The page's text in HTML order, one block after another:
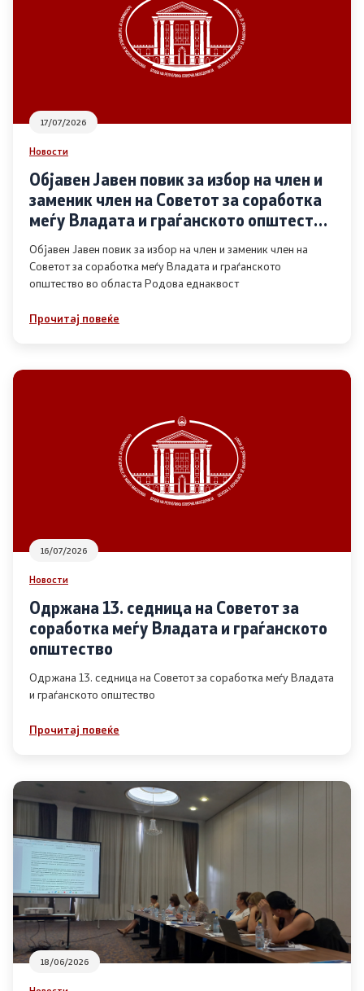
Основање на здружение
Дијалог меѓу Владата и граѓанскиот сектор
Отворени денови за иницијативи на граѓанските
организации
Финансиска поддршка
Извештаи
Список на ОЈИ
Контакт
Контакт
Линкови
Изјава за пристапност
Со еден клик до сите услуги
17/07/2026
Новости
Објавен Јавен повик за избор на член и
заменик член на Советот за соработка
меѓу Владата и граѓанското општество
во областа Родова еднаквост
Објавен Јавен повик за избор на член и заменик член на
Советот за соработка меѓу Владата и граѓанското
општество во областа Родова еднаквост
Прочитај повеќе
16/07/2026
Новости
Одржана 13. седница на Советот за
соработка меѓу Владата и граѓанското
општество
Одржана 13. седница на Советот за соработка меѓу Владата
и граѓанското општество
Прочитај повеќе
18/06/2026